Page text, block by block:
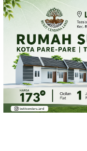
Loncat
ke